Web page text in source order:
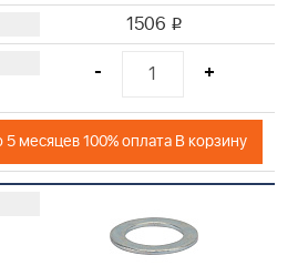
1506 i
- +
5 месяцев 100% оплата В корзину